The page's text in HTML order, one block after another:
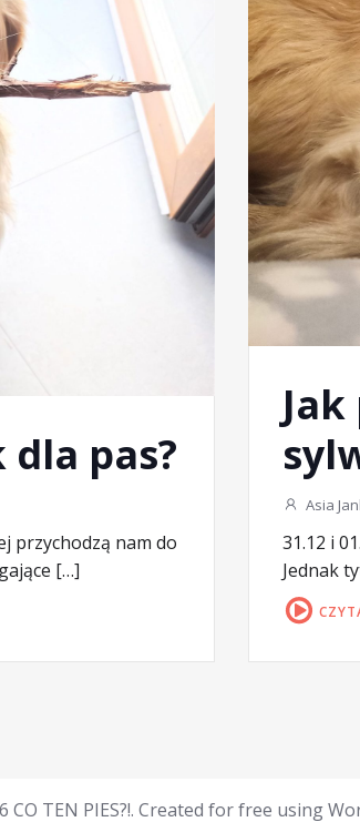
Asia
31.12 i
Jednak
pas?
przychodzą nam do
[…]
CO TEN PIES?!. Created for free using